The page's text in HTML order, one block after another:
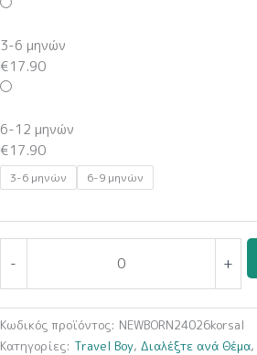
3-6 μηνών
€17.90
6-12 μηνών
€17.90
3-6 μηνών 6-9 μηνών
-
(Κορμάκι-
Σαλιάρα)
ποσότητα
+
Κωδικός προϊόντος: NEWBORN24026korsal
Κατηγορίες: Travel Boy, Διαλέξτε ανά Θέμα,